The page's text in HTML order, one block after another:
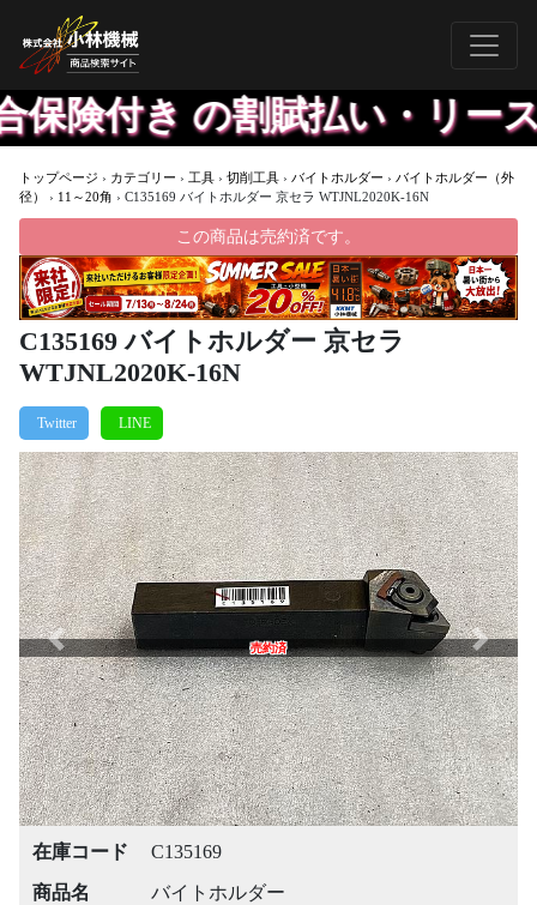
の割賦払い・リースプ
トップページ › カテゴリー › 工具 › 切削工具 › バイトホルダー › バイトホルダー（外
径）
› 11～20角 › C135169 バイトホルダー 京セラ WTJNL2020K-16N
この商品は売約済です。
C135169 バイトホルダー 京セラ
WTJNL2020K-16N
売約済
Previous Next
在庫コード
C135169
商品名
バイトホルダー